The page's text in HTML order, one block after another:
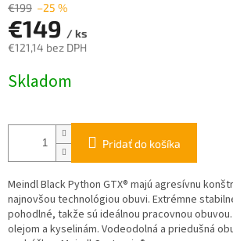
€199 –25 %
€149 / ks
€121,14 bez DPH
cena:
Skladom
Pridať do košíka
Meindl Black Python GTX® majú agresívnu
najnovšou technológiou obuvi. Extrémne
pohodlné, takže sú ideálnou pracovnou
olejom a kyselinám. Vodeodolná a priedušná